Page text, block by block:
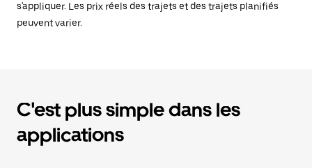
s'appliquer. Les prix réels des trajets et des trajets planifiés
peuvent varier.
C'est plus simple dans les
applications